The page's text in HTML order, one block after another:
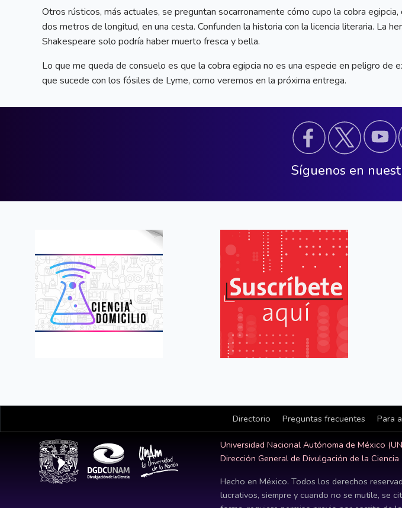
Otros rústicos, más actuales, se preguntan socarronamente cómo cupo la cobra
dos metros de longitud, en una cesta. Confunden la historia con la licencia literaria. La
Shakespeare solo podría haber muerto fresca y bella.
Lo que me queda de consuelo es que la cobra egipcia no es una especie en peligro de
que sucede con los fósiles de Lyme, como veremos en la próxima entrega.
Síguenos en
Directorio Preguntas frecuentes Para
Universidad Nacional Autónoma de México
Dirección General de Divulgación de la Ciencia
Hecho en México. Todos los derechos
lucrativos, siempre y cuando no se mutile, se